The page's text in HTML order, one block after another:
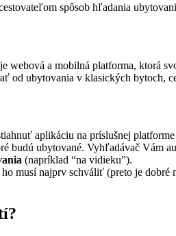
spôsob hľadania
webová a mobilná platforma, ktorá
od ubytovania v klasických bytoch,
aplikáciu na príslušnej
budú ubytované. Vyhľadávač Vám
(napríklad “na vidieku”).
musí najprv schváliť (preto je